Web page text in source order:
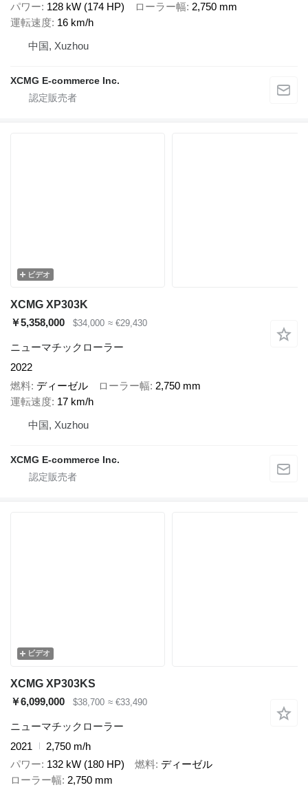
パワー 128 kW (174 HP) ローラー幅 2,750 mm
運転速度 16 km/h
中国, Xuzhou
XCMG E-commerce Inc.
ビデオ
XCMG XP303K
￥5,358,000
$34,000 ≈ €29,430
ニューマチックローラー
2022
燃料 ディーゼル ローラー幅 2,750 mm
運転速度 17 km/h
中国, Xuzhou
XCMG E-commerce Inc.
ビデオ
XCMG XP303KS
￥6,099,000
$38,700 ≈ €33,490
ニューマチックローラー
2021
2,750 m/h
パワー 132 kW (180 HP) 燃料 ディーゼル
ローラー幅 2,750 mm